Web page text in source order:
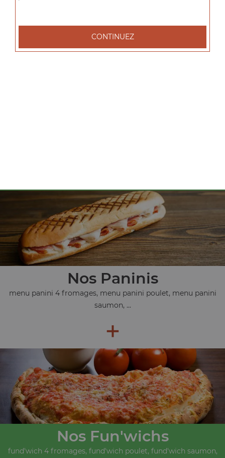
+
Nos Paninis
menu panini 4 fromages, menu panini poulet, menu panini
saumon, ...
+
Nos Fun'wichs
fund'wich 4 fromages, fund'wich poulet, fund'wich saumon,
CONTINUEZ